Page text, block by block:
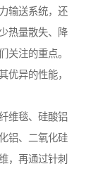
输送系统，还
热量散失、降
关注的重点。
优异的性能，
维毯、硅酸铝
铝、二氧化硅
，再通过针刺